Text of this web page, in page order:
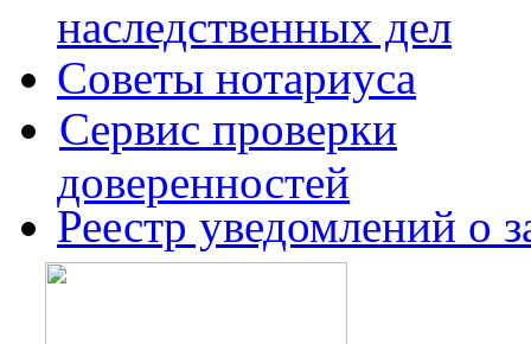
наследственных дел
Советы нотариуса
Сервис проверки
доверенностей
Реестр уведомлений о